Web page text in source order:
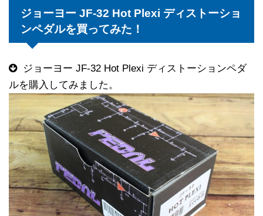
ジョーヨー JF-32 Hot Plexi ディストーショ
ンペダルを買ってみた！
ジョーヨー JF-32 Hot Plexi ディストーションペダ
ルを購入してみました。